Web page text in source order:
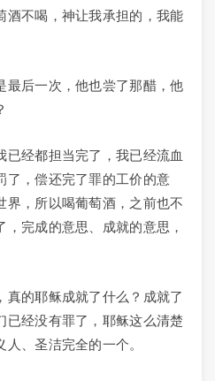
酒不喝，神让我承担的，我能
最后一次，他也尝了那醋，他
经都担当完了，我已经流血
了，偿还完了罪的工价的意
界，所以喝葡萄酒，之前也不
完成的意思、成就的意思，
真的耶稣成就了什么？成就了
已经没有罪了，耶稣这么清楚
、圣洁完全的一个。